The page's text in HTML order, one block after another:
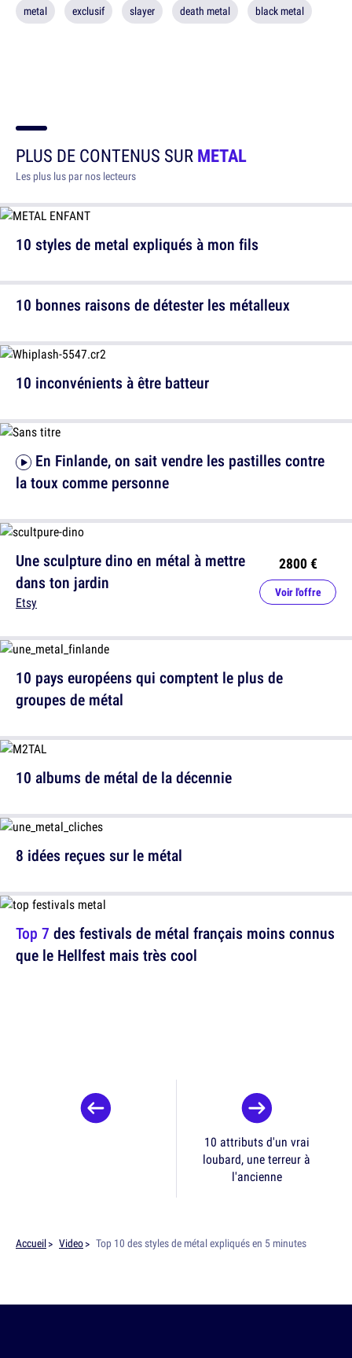
metal exclusif slayer death metal black metal
PLUS DE CONTENUS SURMETAL
Les plus lus par nos lecteurs
10 styles de metal expliqués à mon fils
10 inconvénients à être batteur
Une sculpture dino en métal à mettre
dans ton jardin
Etsy
2800 €
Voir l'offre
10 albums de métal de la décennie
Top 7 des festivals de métal français moins connus
que le Hellfest mais très cool
10 bonnes raisons de détester les métalleux
la toux comme personne
10 pays européens qui comptent le plus de
groupes de métal
8 idées reçues sur le métal
10 attributs d'un vrai
loubard, une terreur à
l'ancienne
Accueil Video Top 10 des styles de métal expliqués en 5 minutes